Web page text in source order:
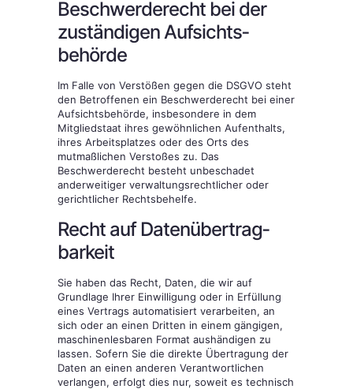
Beschwerde­recht bei der
zuständigen Aufsichts­
behörde
Im Falle von Verstößen gegen die DSGVO steht
den Betroffenen ein Beschwerderecht bei einer
Aufsichtsbehörde, insbesondere in dem
Mitgliedstaat ihres gewöhnlichen Aufenthalts,
ihres Arbeitsplatzes oder des Orts des
mutmaßlichen Verstoßes zu. Das
Beschwerderecht besteht unbeschadet
anderweitiger verwaltungsrechtlicher oder
gerichtlicher Rechtsbehelfe.
Recht auf Daten­übertrag­
barkeit
Sie haben das Recht, Daten, die wir auf
Grundlage Ihrer Einwilligung oder in Erfüllung
eines Vertrags automatisiert verarbeiten, an
sich oder an einen Dritten in einem gängigen,
maschinenlesbaren Format aushändigen zu
lassen. Sofern Sie die direkte Übertragung der
Daten an einen anderen Verantwortlichen
verlangen, erfolgt dies nur, soweit es technisch